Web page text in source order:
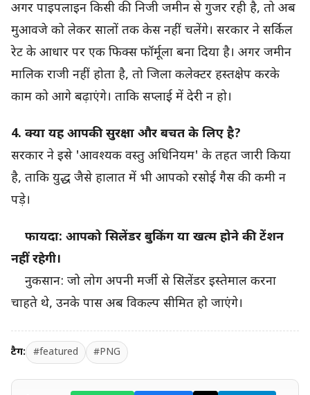
अगर पाइपलाइन किसी की निजी जमीन से गुजर रही है, तो अब
मुआवजे को लेकर सालों तक केस नहीं चलेंगे। सरकार ने सर्किल
रेट के आधार पर एक फिक्स फॉर्मूला बना दिया है। अगर जमीन
मालिक राजी नहीं होता है, तो जिला कलेक्टर हस्तक्षेप करके
काम को आगे बढ़ाएंगे। ताकि सप्लाई में देरी न हो।
4. क्या यह आपकी सुरक्षा और बचत के लिए है?
सरकार ने इसे 'आवश्यक वस्तु अधिनियम' के तहत जारी किया
है, ताकि युद्ध जैसे हालात में भी आपको रसोई गैस की कमी न
पड़े।
फायदा: आपको सिलेंडर बुकिंग या खत्म होने की टेंशन
नहीं रहेगी।
नुकसान: जो लोग अपनी मर्जी से सिलेंडर इस्तेमाल करना
चाहते थे, उनके पास अब विकल्प सीमित हो जाएंगे।
टैग: #featured #PNG